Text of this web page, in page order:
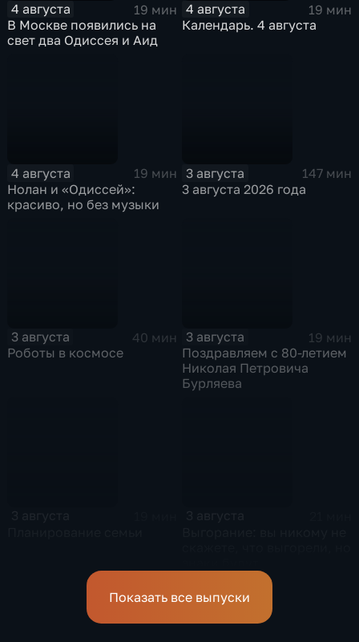
4 августа
19 мин
В Москве появились на
свет два Одиссея и Аид
4 августа
19 мин
Календарь. 4 августа
4 августа
19 мин
Нолан и «Одиссей»:
красиво, но без музыки
3 августа
147 мин
3 августа 2026 года
3 августа
40 мин
Роботы в космосе
3 августа
19 мин
Поздравляем с 80-летием
Николая Петровича
Бурляева
Показать все выпуски